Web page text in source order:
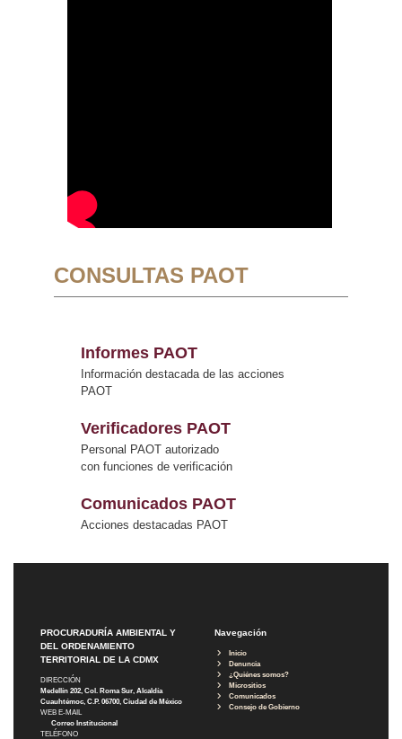
CONSULTAS PAOT
Informes PAOT
Información destacada de las acciones
PAOT
Verificadores PAOT
Personal PAOT autorizado
con funciones de verificación
Comunicados PAOT
Acciones destacadas PAOT
PROCURADURÍA AMBIENTAL Y
DEL ORDENAMIENTO
TERRITORIAL DE LA CDMX
DIRECCIÓN
Medellín 202, Col. Roma Sur, Alcaldía
Cuauhtémoc, C.P. 06700, Ciudad de México
WEB E-MAIL
Correo Institucional
TELÉFONO
Navegación
Inicio
Denuncia
¿Quiénes somos?
Micrositios
Comunicados
Consejo de Gobierno